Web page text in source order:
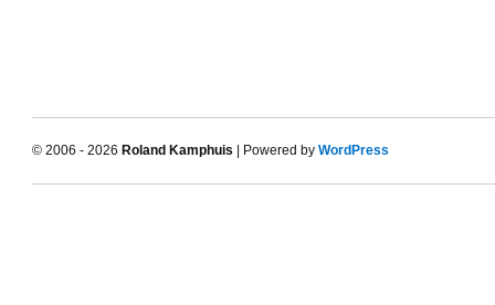
© 2006 - 2026 Roland Kamphuis | Powered by WordPress